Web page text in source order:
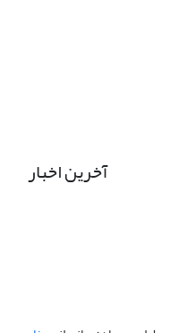
آخرین اخبار